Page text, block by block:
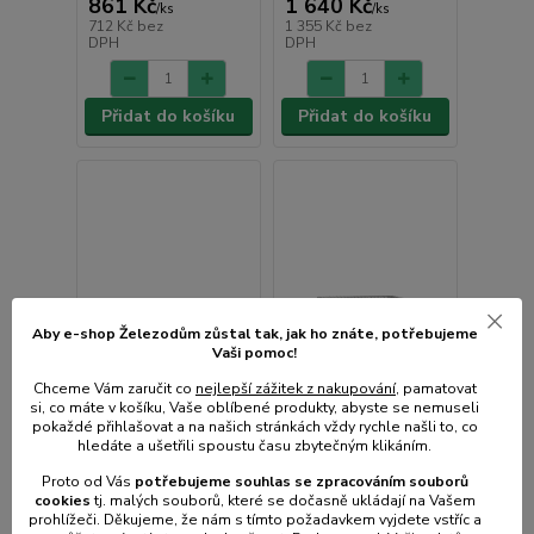
861 Kč/ks
712 Kč bez
DPH
Přidat do košíku
1 640 Kč/ks
1 355 Kč bez
DPH
Přidat do košíku
Aby e-shop Železodům zůstal tak, jak ho znáte, potřebujeme
Vaši pomoc!
Chceme Vám zaručit co nejlepší zážitek z nakupování, pamatovat
si, co máte v košíku, Vaše oblíbené produkty, abyste se nemuseli
pokaždé přihlašovat a na našich stránkách vždy rychle našli to, co
hledáte a ušetřili spoustu času zbytečným klikáním.
Proto od Vás potřebujeme souhlas se zpracováním souborů
cookiestj. malých souborů, které se dočasně ukládají na Vašem
prohlížeči. Děkujeme, že nám s tímto požadavkem vyjdete vstříc a